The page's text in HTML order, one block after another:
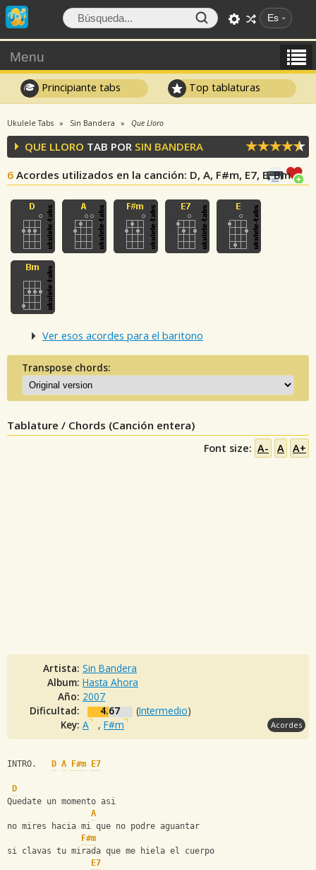
Es
Menu
Principiante tabs Top tablaturas
Ukulele Tabs Sin Bandera Que Lloro
QUE LLORO TAB POR SIN BANDERA
6 Acordes utilizados en la canción: D, A, F#m, E7, E, Bm
Ver esos acordes para el baritono
Transpose chords:
Tablature / Chords (Canción entera)
Font size: A- A A+
Artista: Sin Bandera
Album: Hasta Ahora
Año: 2007
Dificultad:
4.67 (Intermedio)
Key: A , F#m Acordes
INTRO. D A F#m E7
D
Quedate un momento asi
A
no mires hacia mi que no podre aguantar
F#m
si clavas tu mirada que me hiela el cuerpo
E7